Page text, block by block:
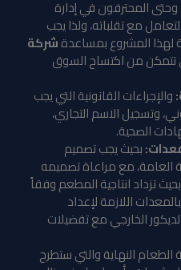
المحترفون في إدارة
مع تقلباته، ولذا يجب
لهذا المشروع بمساعدةشركة
تتمكن من اكتساح السوق
والإجراءات القانونية التي يجب
وتسجيل الاسم التجاري،
الصحية.
بحيث يجب تصميم
العامة، مع مراعاة تصميمه
تزداد انتاجية المطعم وفقاً
اللازمة لإعداد
الخارجي مع تفضيلات
الطعام النهاية والتي ستطرح